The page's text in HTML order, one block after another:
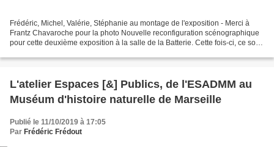
Frédéric, Michel, Valérie, Stéphanie au montage de l'exposition - Merci à
Frantz Chavaroche pour la photo Nouvelle reconfiguration scénographique
pour cette deuxième exposition à la salle de la Batterie. Cette fois-ci, ce sont
L'atelier Espaces [&] Publics, de l'ESADMM au
Muséum d'histoire naturelle de Marseille
Publié le 11/10/2019 à 17:05
Par Frédéric Frédout